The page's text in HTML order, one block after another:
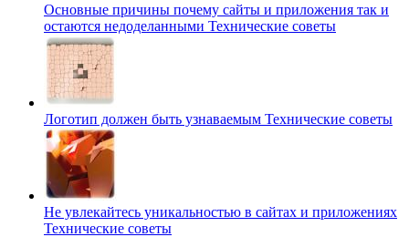
Основные причины почему сайты и приложения так и
остаются недоделанными Технические советы
Логотип должен быть узнаваемым Технические советы
Не увлекайтесь уникальностью в сайтах и приложениях
Технические советы